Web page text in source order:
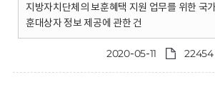
지방자치단체의 보훈혜택 지원 업무를 위한 국
훈대상자 정보 제공에 관한 건
2020-05-11 22454